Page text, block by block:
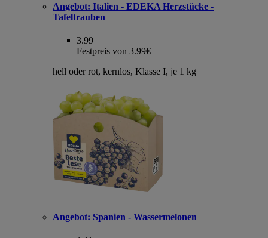
Angebot: Italien - EDEKA Herzstücke -
Tafeltrauben
3.99
Festpreis von 3.99€
hell oder rot, kernlos, Klasse I, je 1 kg
Angebot: Spanien - Wassermelonen